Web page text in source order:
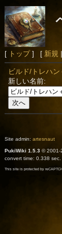
[ トップ] [ 新規 |
ビルド/トレハ
新しい名前:
Site admin: artesnaut
PukiWiki 1.5.3© 2001-
convert time: 0.338 sec.
This site is protected by